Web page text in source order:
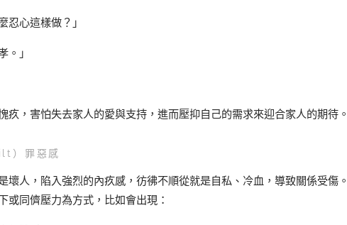
忍心這樣做？」
。」
疚，害怕失去家人的愛與支持，進而壓抑自己的需求來迎合家人的期待。
）罪惡感
壞人，陷入強烈的內疚感，彷彿不順從就是自私、冷血，導致關係受傷
或同儕壓力為方式，比如會出現：